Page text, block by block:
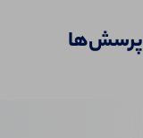
پرسش‌ها